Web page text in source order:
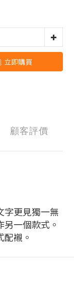
立即購買
顧客評價
字更見獨一無
一個款式。
襯。